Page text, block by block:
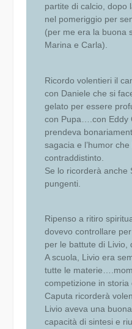
partite di calcio, dopo
nel pomeriggio per
(per me era la buona
Marina e Carla).
Ricordo volentieri il
con Daniele che si
gelato per essere
con Pupa….con Eddy
prendeva
sagacia e l’humor
contraddistinto.
Se lo ricorderà anche
pungenti.
Ripenso a ritiro
dovevo controllare
per le battute di Livio,
A scuola, Livio era
tutte le
competizione in storia
Caputa ricorderà
Livio aveva una
capacità di sintesi e